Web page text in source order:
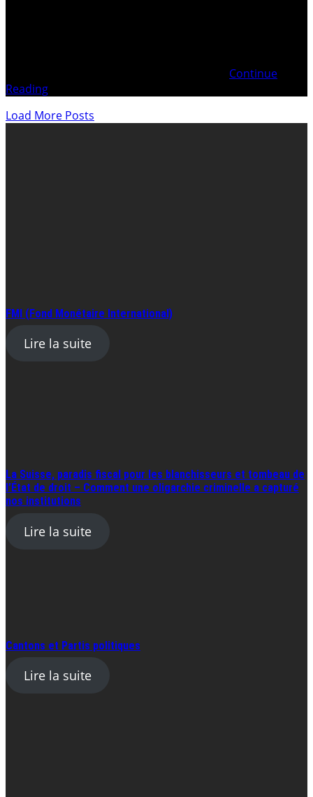
Continue
Reading
Load More Posts
FMI (Fond Monétaire International)
Lire la suite
La Suisse, paradis fiscal pour les blanchisseurs et tombeau de
l’État de droit – Comment une oligarchie criminelle a capturé
nos institutions
Lire la suite
Cantons et Partis politiques
Lire la suite